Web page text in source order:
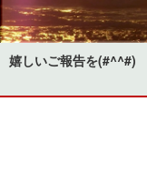
嬉しいご報告を(#^^#)